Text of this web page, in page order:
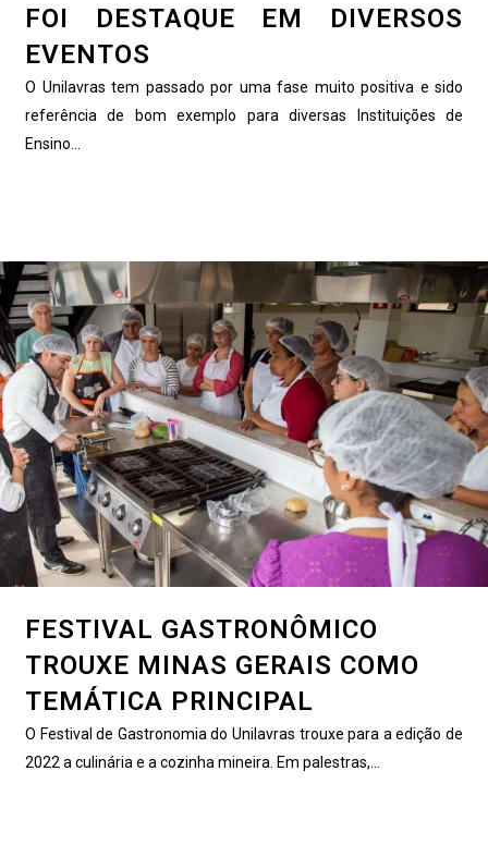
FOI DESTAQUE EM DIVERSOS
EVENTOS
O Unilavras tem passado por uma fase muito positiva e sido
referência de bom exemplo para diversas Instituições de
Ensino...
FESTIVAL GASTRONÔMICO
TROUXE MINAS GERAIS COMO
TEMÁTICA PRINCIPAL
O Festival de Gastronomia do Unilavras trouxe para a edição de
2022 a culinária e a cozinha mineira. Em palestras,...